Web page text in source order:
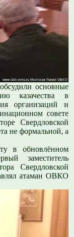
основные
казачества в
организаций и
совете
Свердловской
не формальной, а
в обновлённом
заместитель
Свердловской
атаман ОВКО